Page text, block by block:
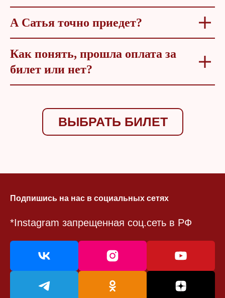
А Сатья точно приедет?
Как понять, прошла оплата за
билет или нет?
ВЫБРАТЬ БИЛЕТ
Подпишись на нас в социальных сетях
*Instagram запрещенная соц.сеть в РФ